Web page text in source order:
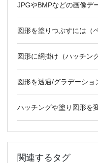
JPGやBMPなどの画像デ
図形を塗りつぶすには（
図形に網掛け（ハッチン
図形を透過/グラデーショ
ハッチングや塗り図形を
関連するタグ